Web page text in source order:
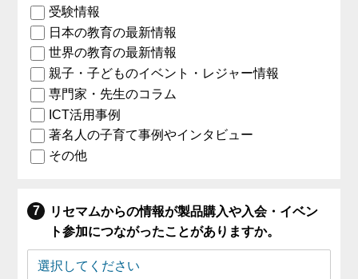
受験情報
日本の教育の最新情報
世界の教育の最新情報
親子・子どものイベント・レジャー情報
専門家・先生のコラム
ICT活用事例
著名人の子育て事例やインタビュー
その他
リセマムからの情報が製品購入や入会・イベン
ト参加につながったことがありますか。